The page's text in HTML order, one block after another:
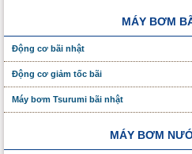
MÁY BƠM
Động cơ bãi nhật
Động cơ giảm tốc bãi
Máy bơm Tsurumi bãi nhật
MÁY BƠM